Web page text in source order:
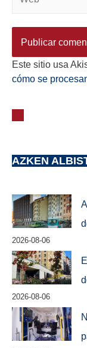
Este sitio usa
cómo se
AZKEN
2026-08-06
2026-08-06